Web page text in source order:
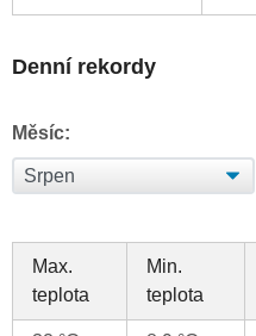
Denní rekordy
Měsíc:
Max.
teplota
Min.
teplota